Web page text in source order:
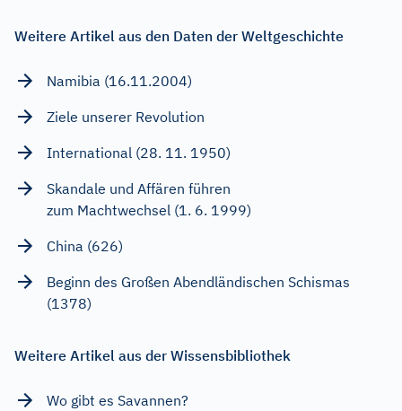
Weitere Artikel aus den Daten der Weltgeschichte
Namibia (16.11.2004)
Ziele unserer Revolution
International (28. 11. 1950)
Skandale und Affären führen
zum Machtwechsel (1. 6. 1999)
China (626)
Beginn des Großen Abendländischen Schismas
(1378)
Weitere Artikel aus der Wissensbibliothek
Wo gibt es Savannen?